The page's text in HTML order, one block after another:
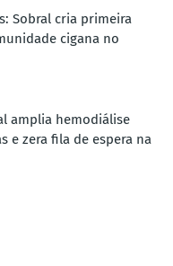
Sobral cria primeira
cigana no
amplia hemodiálise
e zera fila de espera na